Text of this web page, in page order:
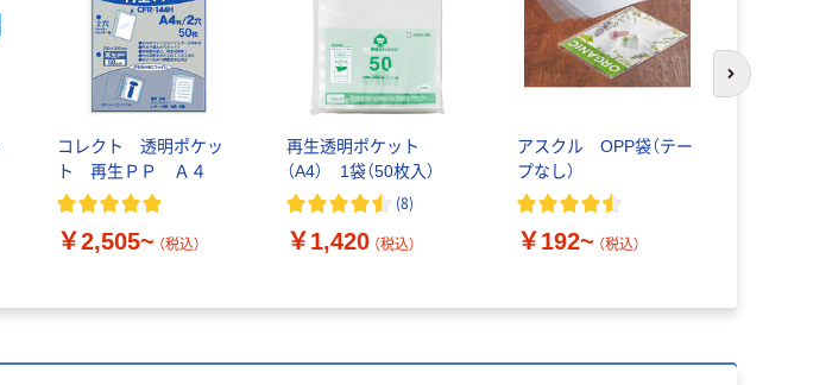
コレクト 透明ポケッ
ト 再生ＰＰ Ａ４
￥2,505~ （税込）
再生透明ポケット
（A4） 1袋（50枚入）
(8)
￥1,420 （税込）
アスクル OPP袋（テー
プなし）
￥192~ （税込）
次のスライド